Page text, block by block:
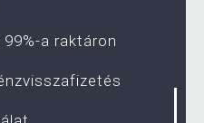
a raktáron